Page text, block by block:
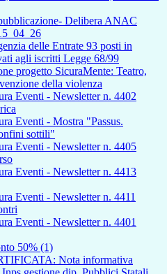
Delibera ANAC
delle Entrate 93 posti in
agli iscritti Legge 68/99
progetto SicuraMente: Teatro,
della violenza
Eventi - Newsletter n. 4402
Eventi - Mostra "Passus.
sottili"
Eventi - Newsletter n. 4405
Eventi - Newsletter n. 4413
Eventi - Newsletter n. 4411
Eventi - Newsletter n. 4401
50% (1)
Nota informativa